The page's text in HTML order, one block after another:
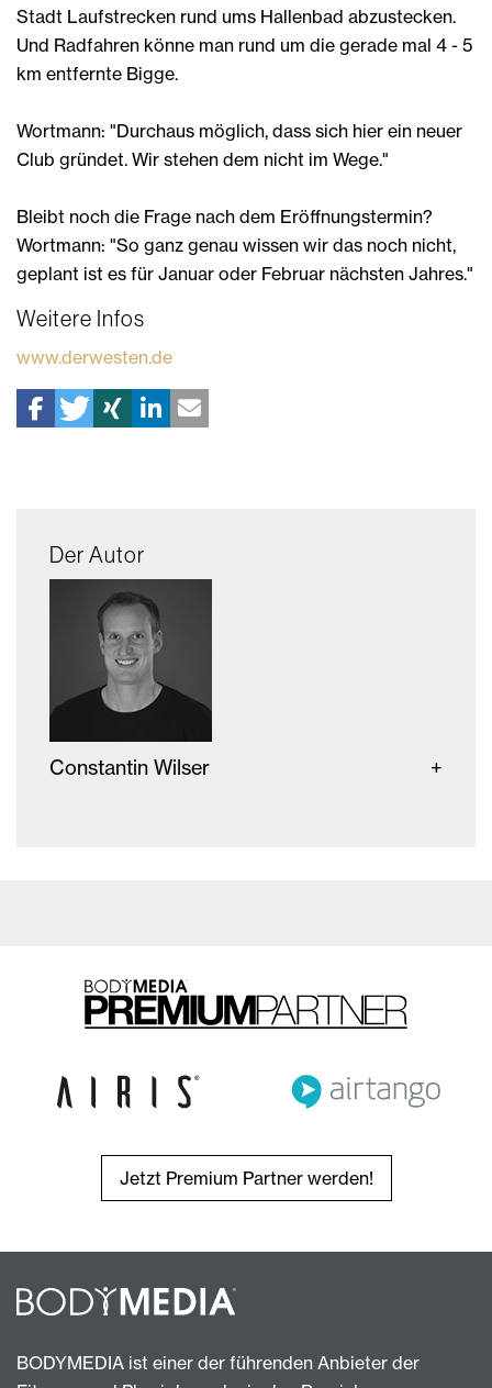
Stadt Laufstrecken rund ums Hallenbad abzustecken.
Und Radfahren könne man rund um die gerade mal 4 - 5
km entfernte Bigge.
Wortmann: "Durchaus möglich, dass sich hier ein neuer
Club gründet. Wir stehen dem nicht im Wege."
Bleibt noch die Frage nach dem Eröffnungstermin?
Wortmann: "So ganz genau wissen wir das noch nicht,
geplant ist es für Januar oder Februar nächsten Jahres."
Weitere Infos
www.derwesten.de
Der Autor
Constantin Wilser
Jetzt Premium Partner werden!
BODYMEDIA ist einer der führenden Anbieter der